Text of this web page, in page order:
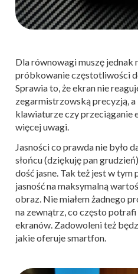
Dla równowagi muszę jednak
próbkowanie częstotliwości
Sprawia to, że ekran nie
zegarmistrzowską precyzją,
klawiaturze czy przeciąganie
więcej uwagi.
Jasności co prawda nie było
słońcu (dziękuję pan
dość jasne. Tak też jest w
jasność na maksymalną
obraz. Nie miałem żadnego
na zewnątrz, co często
ekranów. Zadowoleni też
jakie oferuje smartfon.